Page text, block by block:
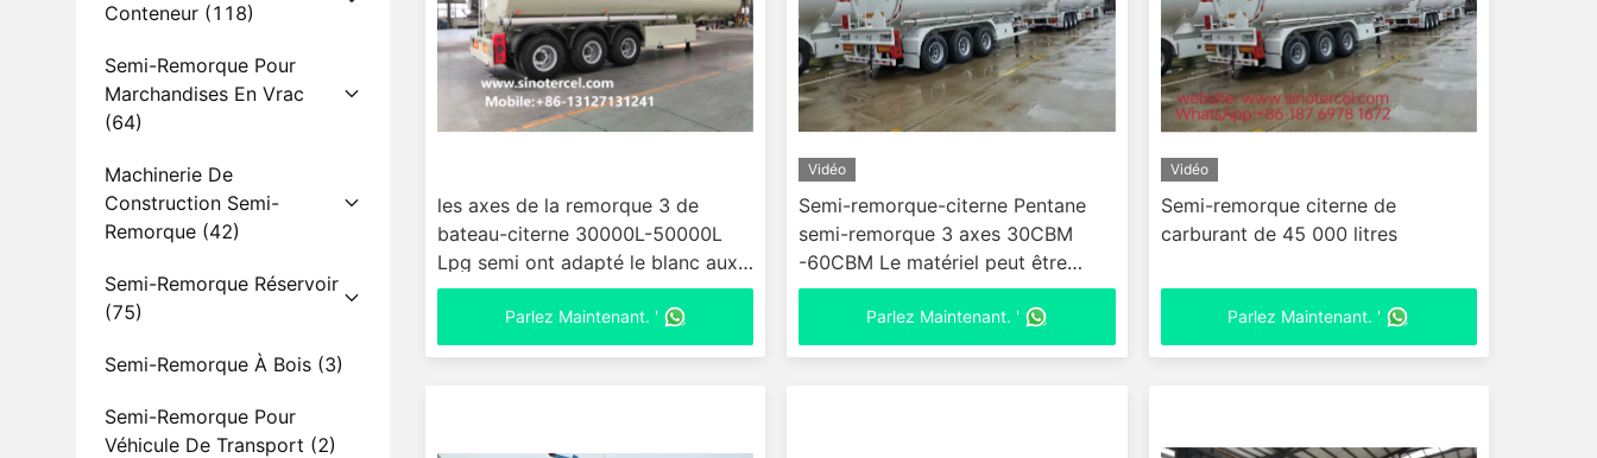
Conteneur (118)
Semi-Remorque Pour
Marchandises En Vrac
(64)
Machinerie De
Construction Semi-
Remorque (42)
Semi-Remorque Réservoir
(75)
Semi-Remorque À Bois (3)
Semi-Remorque Pour
Véhicule De Transport (2)
les axes de la remorque 3 de
bateau-citerne 30000L-50000L
Lpg semi ont adapté le blanc aux
besoins du client
Parlez Maintenant. '
Vidéo
Semi-remorque-citerne Pentane
semi-remorque 3 axes 30CBM
-60CBM Le matériel peut être
personnalisé
Parlez Maintenant. '
Vidéo
Semi-remorque citerne de
carburant de 45 000 litres
Parlez Maintenant. '